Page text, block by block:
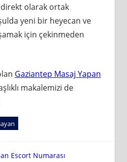
direkt olarak ortak
yeni bir heyecan ve
için çekinmeden
Gaziantep Masaj Yapan
makalemizi de
Escort Numarası